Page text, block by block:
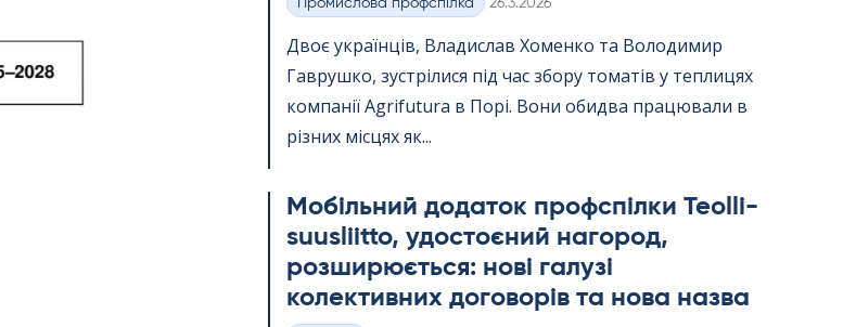
Категорії
Промислова профспілка 26.3.2026
Двоє українців, Владислав Хоменко та Володимир
Гаврушко, зустрілися під час збору томатів у теплицях
компанії Agri­fu­tura в Порі. Вони обидва працювали в
різних місцях як...
Мобільний додаток профспілки Teol­li­
suus­liitto, удостоєний нагород,
розширюється: нові галузі
колективних договорів та нова назва